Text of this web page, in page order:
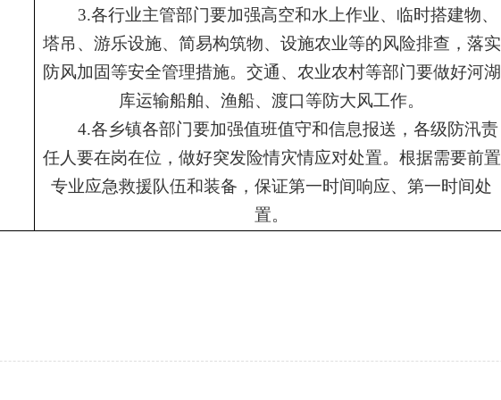
3.各行业主管部门要加强高空和水上作业、临时搭建物、
塔吊、游乐设施、简易构筑物、设施农业等的风险排查，落实
防风加固等安全管理措施。交通、农业农村等部门要做好河湖
库运输船舶、渔船、渡口等防大风工作。
4.各乡镇各部门要加强值班值守和信息报送，各级防汛责
任人要在岗在位，做好突发险情灾情应对处置。 根据需要前置
专业应急救援队伍和装备，保证第一时间响应、第一时间处
置。